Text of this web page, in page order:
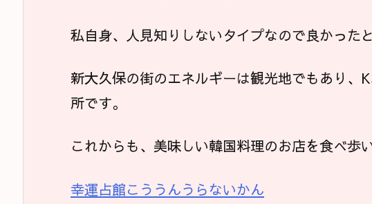
私自身、人見知りしないタイプなので良かった
新大久保の街のエネルギーは観光地でもあり、
所です。
これからも、美味しい韓国料理のお店を食べ歩
幸運占館こううんうらないかん